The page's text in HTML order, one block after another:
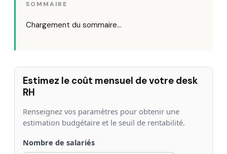
SOMMAIRE
Chargement du sommaire…
Estimez le coût mensuel de votre desk
RH
Renseignez vos paramètres pour obtenir une
estimation budgétaire et le seuil de rentabilité.
Nombre de salariés